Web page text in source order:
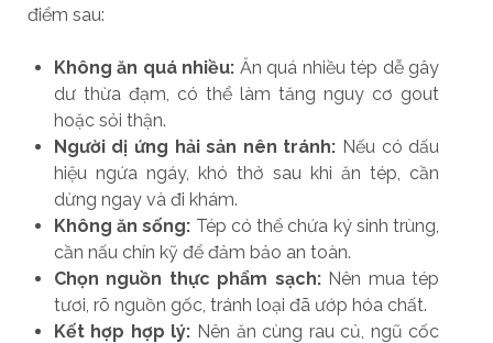
điểm sau:
Không ăn quá nhiều: Ăn quá nhiều tép dễ gây
dư thừa đạm, có thể làm tăng nguy cơ gout
hoặc sỏi thận.
Người dị ứng hải sản nên tránh: Nếu có dấu
hiệu ngứa ngáy, khó thở sau khi ăn tép, cần
dừng ngay và đi khám.
Không ăn sống: Tép có thể chứa ký sinh trùng,
cần nấu chín kỹ để đảm bảo an toàn.
Chọn nguồn thực phẩm sạch:Nên mua tép
tươi, rõ nguồn gốc, tránh loại đã ướp hóa chất.
Kết hợp hợp lý: Nên ăn cùng rau củ, ngũ cốc